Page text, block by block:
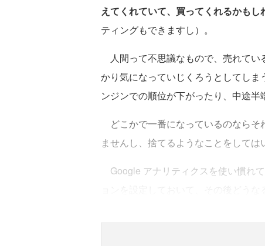
えてくれていて、買ってくれるかもし
ティングもできますし）。
人間って不思議なもので、売れてい
かり気になっていじくろうとしてし
ンジンでの順位が下がったり、中途半
どこかで一番になっているのならそ
ませんし、捨てるようなことをしては
Google アナリティクスを使い慣れ